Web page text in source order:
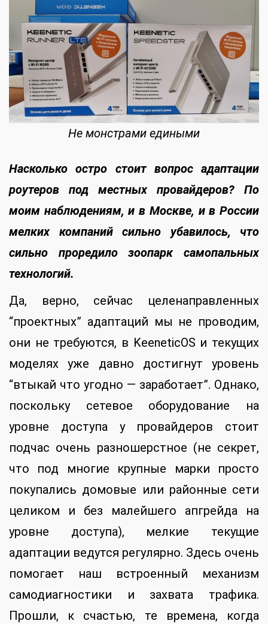
Не монстрами едиными
Насколько остро стоит вопрос адаптации
роутеров под местных провайдеров? По
моим наблюдениям, и в Москве, и в России
мелких компаний сильно убавилось, что
сильно проредило зоопарк самопальных
технологий.
Да, верно, сейчас целенаправленных
“проектных” адаптаций мы не проводим,
они не требуются, в KeeneticOS и текущих
моделях уже давно достигнут уровень
“втыкай что угодно — заработает”. Однако,
поскольку сетевое оборудование на
уровне доступа у провайдеров стоит
подчас очень разношерстное (не секрет,
что под многие крупные марки просто
покупались домовые или районные сети
целиком и без малейшего апгрейда на
уровне доступа), мелкие текущие
адаптации ведутся регулярно. Здесь очень
помогает наш встроенный механизм
самодиагностики и захвата трафика.
Прошли, к счастью, те времена, когда